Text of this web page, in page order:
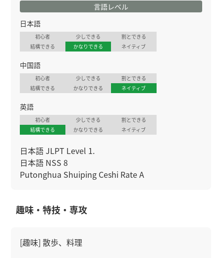
言語レベル
日本語
初心者 少しできる
割とできる
結構できる
かなりできる ネイティブ
中国語
初心者 少しできる
割とできる
結構できる
かなりできる ネイティブ
英語
初心者 少しできる
割とできる
結構できる
かなりできる ネイティブ
日本語 JLPT Level 1.
日本語 NSS 8
Putonghua Shuiping Ceshi Rate A
趣味・特技・専攻
[趣味] 散歩、料理